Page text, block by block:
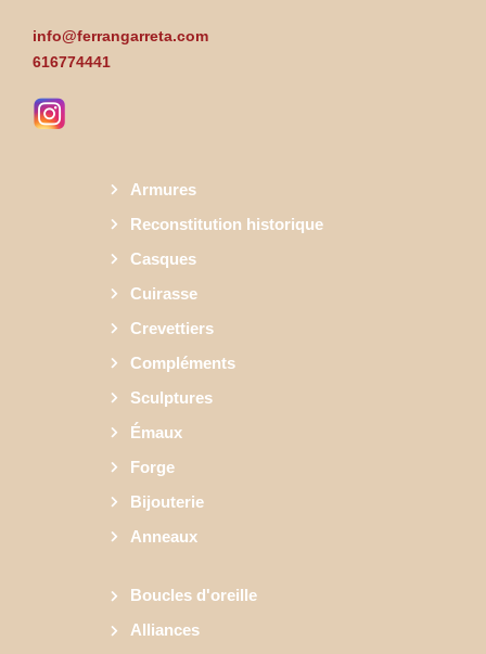
info@ferrangarreta.com
616774441
Armures
Reconstitution historique
Casques
Cuirasse
Crevettiers
Compléments
Sculptures
Émaux
Forge
Bijouterie
Anneaux
Boucles d'oreille
Alliances